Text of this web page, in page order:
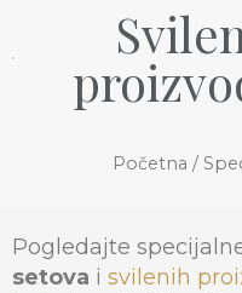
Početna /
Pogledajte
setova i svilenih